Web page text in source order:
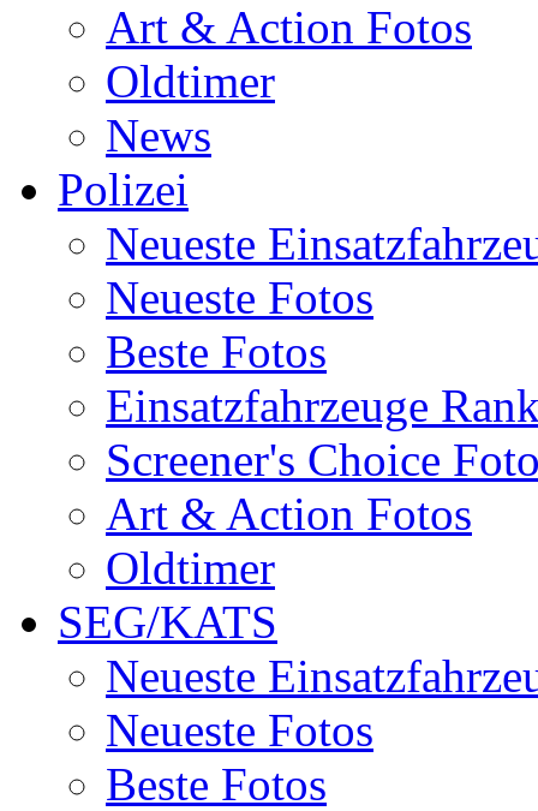
Art & Action Fotos
Oldtimer
News
Polizei
Neueste
Neueste Fotos
Beste Fotos
Einsatzfahrzeuge
Screener's Choice
Art & Action Fotos
Oldtimer
SEG/KATS
Neueste
Neueste Fotos
Beste Fotos